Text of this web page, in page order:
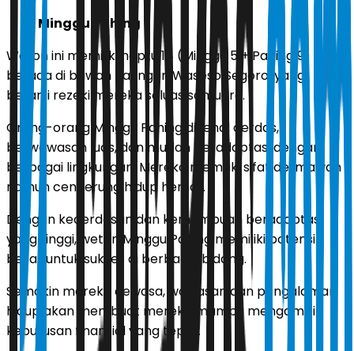
Minggu Pahing
Weton ini memiliki neptu 14 (Minggu 5 + Pahing 9) dan
berada di bawah naungan Waseso Segoro, yang
berarti rezeki mereka seluas samudra.
Orang-orang Minggu Pahing dikenal cerdas,
berwawasan luas, dan mudah beradaptasi dengan
berbagai lingkungan. Mereka memiliki sifat dermawan
namun cenderung hidup hemat.
Dengan kecerdasan dan kemampuan beradaptasi
yang tinggi, weton Minggu Pahing memiliki potensi
besar untuk sukses di berbagai bidang.
Semakin mereka dewasa, wawasan dan pengalaman
hidup akan membuat mereka mampu mengambil
keputusan finansial yang tepat.